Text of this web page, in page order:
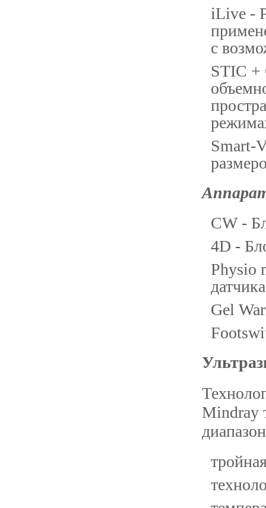
iLive -
с
STIC +
Smart-
CW -
4D -
Physio
Gel
Mindray